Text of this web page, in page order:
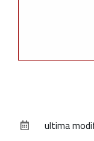
documento
ultima